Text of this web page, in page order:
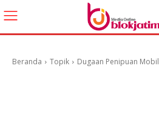
Beranda Topik Dugaan Penipuan Mobil